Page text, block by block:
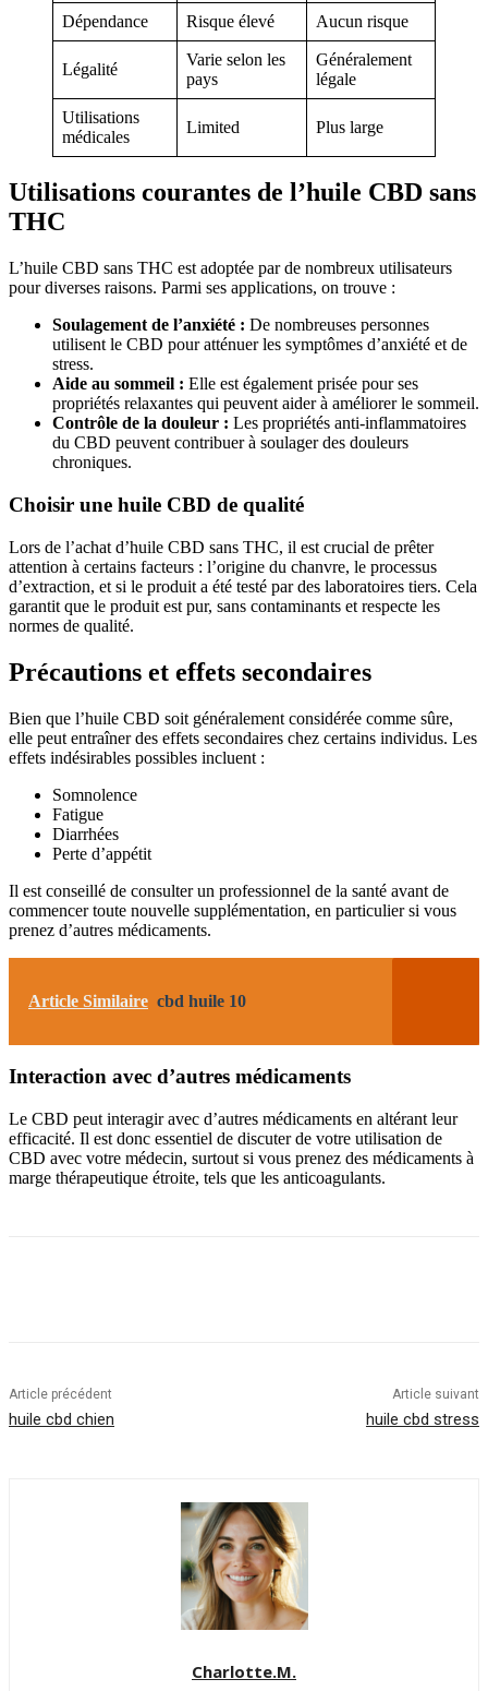
Dépendance Risque élevé Aucun risque
Légalité
Varie selon les
pays
Généralement
légale
Utilisations
médicales
Limited Plus large
Utilisations courantes de l’huile CBD sans
THC
L’huile CBD sans THC est adoptée par de nombreux utilisateurs
pour diverses raisons. Parmi ses applications, on trouve :
Soulagement de l’anxiété : De nombreuses personnes
utilisent le CBD pour atténuer les symptômes d’anxiété et de
stress.
Aide au sommeil : Elle est également prisée pour ses
propriétés relaxantes qui peuvent aider à améliorer le sommeil.
Contrôle de la douleur : Les propriétés anti-inflammatoires
du CBD peuvent contribuer à soulager des douleurs
chroniques.
Choisir une huile CBD de qualité
Lors de l’achat d’huile CBD sans THC, il est crucial de prêter
attention à certains facteurs : l’origine du chanvre, le processus
d’extraction, et si le produit a été testé par des laboratoires tiers. Cela
garantit que le produit est pur, sans contaminants et respecte les
normes de qualité.
Précautions et effets secondaires
Bien que l’huile CBD soit généralement considérée comme sûre,
elle peut entraîner des effets secondaires chez certains individus. Les
effets indésirables possibles incluent :
Somnolence
Fatigue
Diarrhées
Perte d’appétit
Il est conseillé de consulter un professionnel de la santé avant de
commencer toute nouvelle supplémentation, en particulier si vous
prenez d’autres médicaments.
Article Similaire cbd huile 10
Interaction avec d’autres médicaments
Le CBD peut interagir avec d’autres médicaments en altérant leur
efficacité. Il est donc essentiel de discuter de votre utilisation de
CBD avec votre médecin, surtout si vous prenez des médicaments à
marge thérapeutique étroite, tels que les anticoagulants.
Article précédent
huile cbd chien
Article suivant
huile cbd stress
Charlotte.M.